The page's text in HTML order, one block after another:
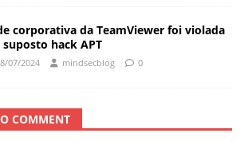
corporativa da TeamViewer foi violada
suposto hack APT
07/2024 mindsecblog 0
COMMENT